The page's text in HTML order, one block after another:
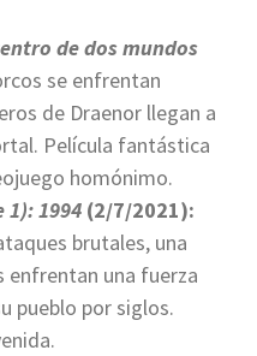
de dos mundos
se enfrentan
de Draenor llegan a
Película fantástica
homónimo.
1994 (2/7/2021):
brutales, una
enfrentan una fuerza
pueblo por siglos.